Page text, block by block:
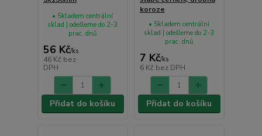
56 Kč/ks
46 Kč bez
DPH
• Skladem centrální
sklad | odešleme do 2-3
prac. dnů
Přidat do košíku
koroze
7 Kč/ks
6 Kč bez DPH
• Skladem centrální
sklad | odešleme do 2-3
prac. dnů
Přidat do košíku